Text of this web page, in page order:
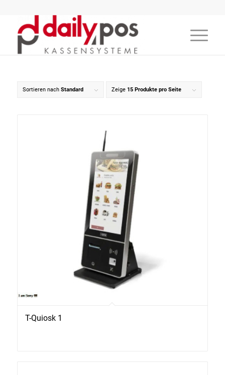
Sortieren nach Standard Zeige 15 Produkte pro Seite
T-Quiosk 1